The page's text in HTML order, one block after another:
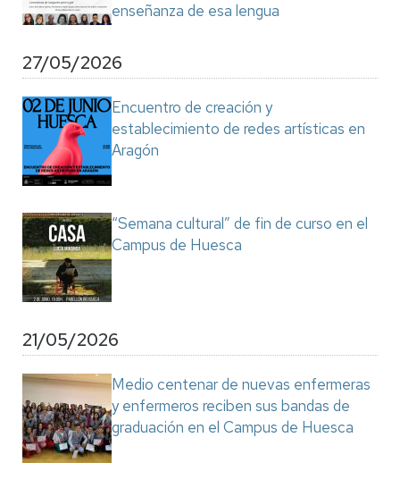
enseñanza de esa lengua
27/05/2026
Encuentro de creación y
establecimiento de redes artísticas en
Aragón
“Semana cultural” de fin de curso en el
Campus de Huesca
21/05/2026
Medio centenar de nuevas enfermeras
y enfermeros reciben sus bandas de
graduación en el Campus de Huesca